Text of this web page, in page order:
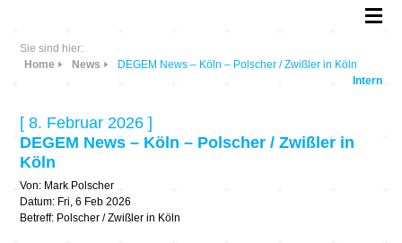
Sie sind hier:
Home
News
DEGEM News – Köln – Polscher / Zwißler in Köln
Intern
[ 8. Februar 2026 ]
DEGEM News – Köln – Polscher / Zwißler in
Köln
Von: Mark Polscher
Datum: Fri, 6 Feb 2026
Betreff: Polscher / Zwißler in Köln